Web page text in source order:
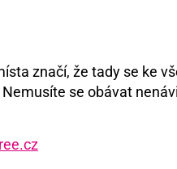
značí, že tady se ke
se obávat